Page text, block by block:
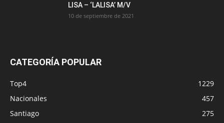
LISA – ‘LALISA’ M/V
10 de septiembre de 2021
CATEGORÍA POPULAR
Top4
1229
Nacionales
457
Santiago
275